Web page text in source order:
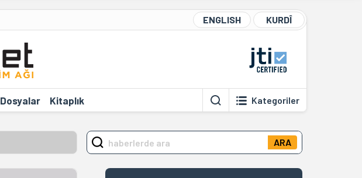
ENGLISH KURDÎ
Dosyalar Kitaplık Kategoriler
ARA